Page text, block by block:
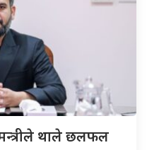
थाले छलफल